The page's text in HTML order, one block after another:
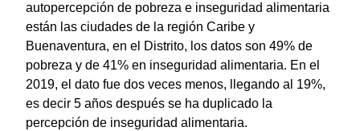
autopercepción de pobreza e inseguridad alimentaria
están las ciudades de la región Caribe y
Buenaventura, en el Distrito, los datos son 49% de
pobreza y de 41% en inseguridad alimentaria. En el
2019, el dato fue dos veces menos, llegando al 19%,
es decir 5 años después se ha duplicado la
percepción de inseguridad alimentaria.